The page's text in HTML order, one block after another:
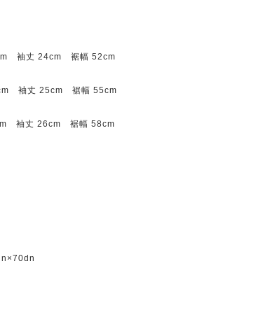
袖丈 24cm 裾幅 52cm
袖丈 25cm 裾幅 55cm
袖丈 26cm 裾幅 58cm